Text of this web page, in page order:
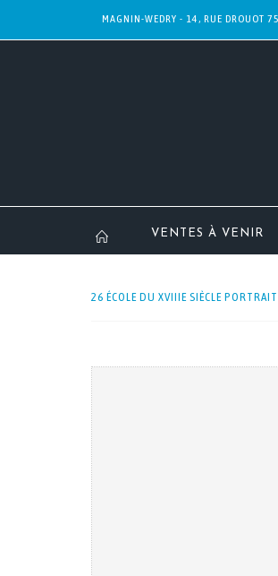
MAGNIN-WEDRY - 14, RUE DROUOT
VENTES À VENIR
26 ÉCOLE DU XVIIIE SIÈCLE